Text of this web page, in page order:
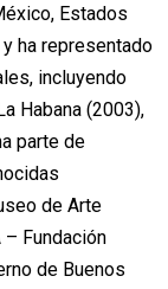
Estados
y ha representado
incluyendo
Habana (2003),
parte de
de Arte
– Fundación
de Buenos